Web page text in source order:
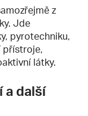
z
Jde
pyrotechniku,
přístroje,
látky.
a další